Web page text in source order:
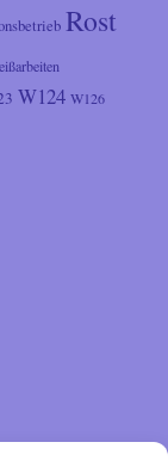
Rost
W124 W126